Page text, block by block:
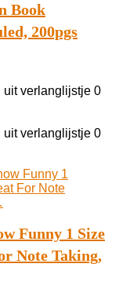
Book
200pgs
uit verlanglijstje 0
uit verlanglijstje 0
Funny 1 Size
Note Taking,